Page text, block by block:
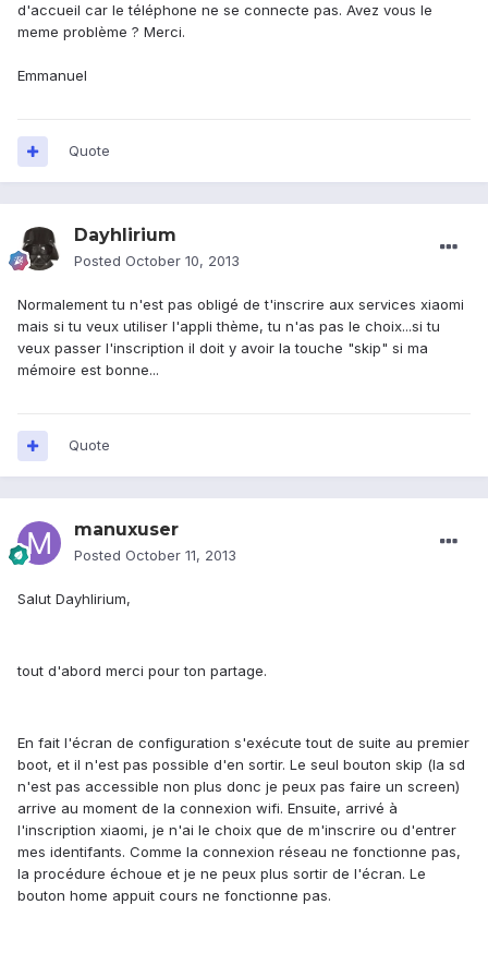
d'accueil car le téléphone ne se connecte pas. Avez vous le
meme problème ? Merci.
Emmanuel
Quote
Dayhlirium
Posted October 10, 2013
Normalement tu n'est pas obligé de t'inscrire aux services xiaomi
mais si tu veux utiliser l'appli thème, tu n'as pas le choix...si tu
veux passer l'inscription il doit y avoir la touche "skip" si ma
mémoire est bonne...
Quote
manuxuser
Posted October 11, 2013
Salut Dayhlirium,
tout d'abord merci pour ton partage.
En fait l'écran de configuration s'exécute tout de suite au premier
boot, et il n'est pas possible d'en sortir. Le seul bouton skip (la sd
n'est pas accessible non plus donc je peux pas faire un screen)
arrive au moment de la connexion wifi. Ensuite, arrivé à
l'inscription xiaomi, je n'ai le choix que de m'inscrire ou d'entrer
mes identifants. Comme la connexion réseau ne fonctionne pas,
la procédure échoue et je ne peux plus sortir de l'écran. Le
bouton home appuit cours ne fonctionne pas.